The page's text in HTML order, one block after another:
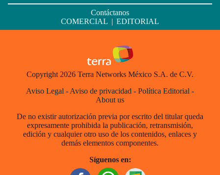
Contáctanos
COMERCIAL | EDITORIAL
Copyright 2026 Terra Networks México S.A. de C.V.
Aviso Legal - Aviso de privacidad - Política Editorial -
About us
De no existir autorización previa por escrito del titular queda
expresamente prohibida la publicación, retransmisión,
edición y cualquier otro uso de los contenidos, enlaces y
demás elementos componentes.
Síguenos en: